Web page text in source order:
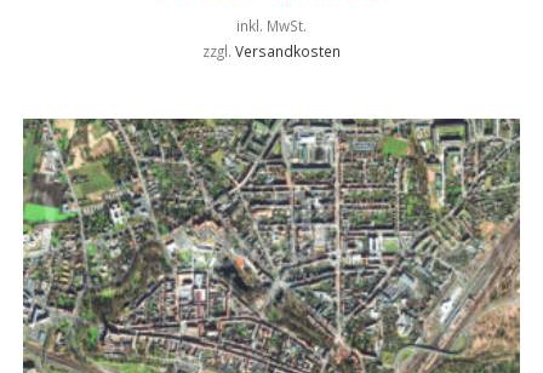
inkl. MwSt.
zzgl. Versandkosten